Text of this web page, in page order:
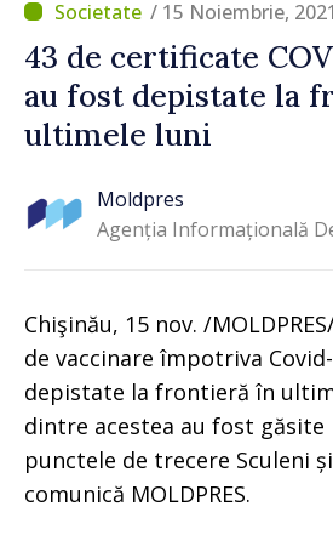
/ 15 Noiembrie, 2021
43 de certificate
au fost depistate la
ultimele luni
Moldpres
Agenția Informațională
Chişinău, 15 nov. /
de vaccinare împotriva
depistate la frontieră în
dintre acestea au fost găsite
punctele de trecere Sculeni
comunică MOLDPRES.